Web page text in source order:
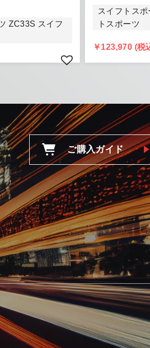
しては、
ます。
ZC33S スイフ
スイフトスポ
トスポーツ
￥123,970 (税
ご購入ガイド